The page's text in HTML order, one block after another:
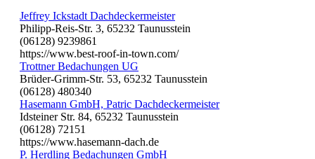
Jeffrey Ickstadt Dachdeckermeister
Philipp-Reis-Str. 3, 65232 Taunusstein
(06128) 9239861
https://www.best-roof-in-town.com/
Trottner Bedachungen UG
Brüder-Grimm-Str. 53, 65232 Taunusstein
(06128) 480340
Hasemann GmbH, Patric Dachdeckermeister
Idsteiner Str. 84, 65232 Taunusstein
(06128) 72151
https://www.hasemann-dach.de
P. Herdling Bedachungen GmbH